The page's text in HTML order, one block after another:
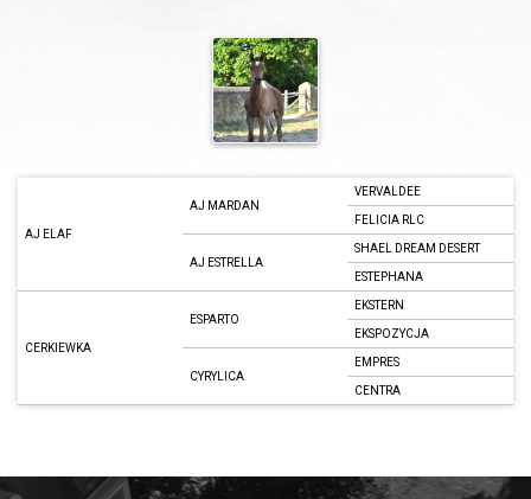
AJ ELAF
AJ MARDAN
VERVALDEE
FELICIA RLC
AJ ESTRELLA
SHAEL DREAM DESERT
ESTEPHANA
CERKIEWKA
ESPARTO
EKSTERN
EKSPOZYCJA
CYRYLICA
EMPRES
CENTRA